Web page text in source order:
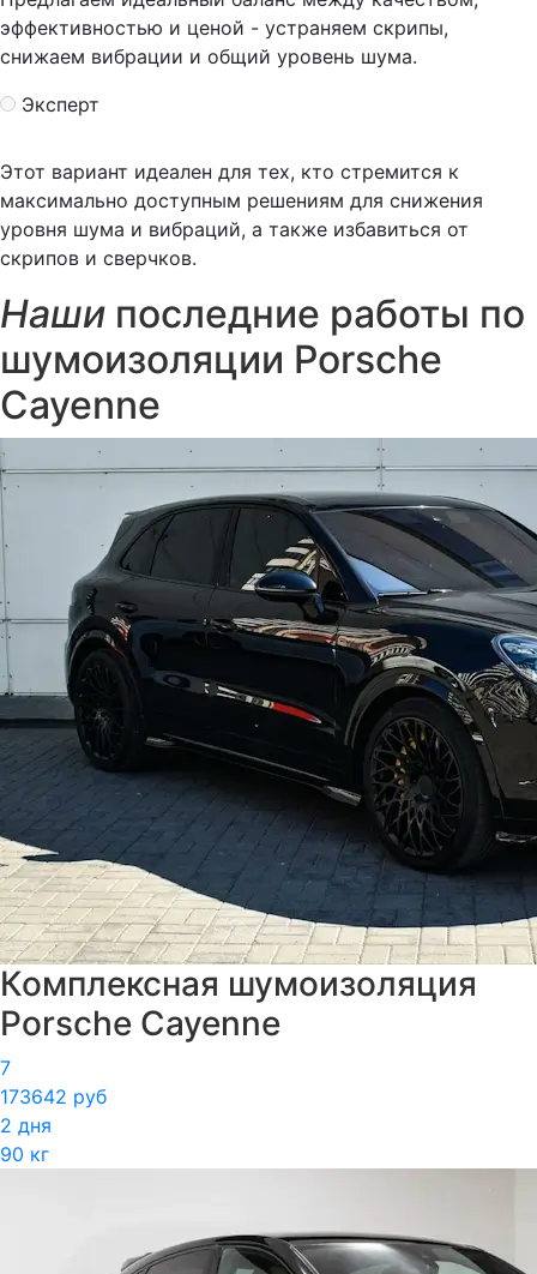
эффективностью и ценой - устраняем скрипы,
снижаем вибрации и общий уровень шума.
Эксперт
Этот вариант идеален для тех, кто стремится к
максимально доступным решениям для снижения
уровня шума и вибраций, а также избавиться от
скрипов и сверчков.
Наши последние работы по
шумоизоляции Porsche
Cayenne
Комплексная шумоизоляция
Porsche Cayenne
7
173642 руб
2 дня
90 кг